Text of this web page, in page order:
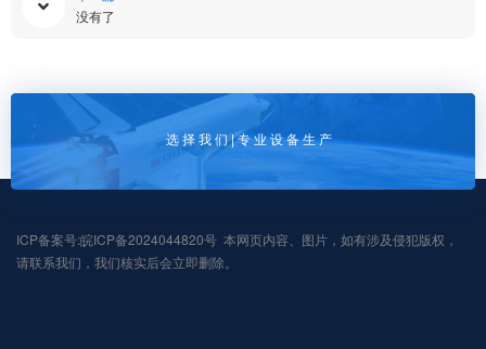
没有了
选 择 我 们 | 专 业 设 备 生 产
ICP备案号:皖ICP备2024044820号 本网页内容、图片，如有涉及侵犯版权，
请联系我们，我们核实后会立即删除。